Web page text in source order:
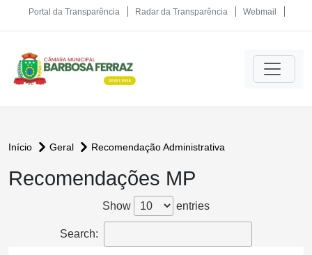
Portal da Transparência Radar da Transparência Webmail
Início Geral Recomendação Administrativa
Recomendações MP
Show entries
Search: